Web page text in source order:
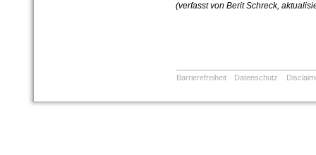
(verfasst von Berit Schreck,
Barrierefreiheit Datenschutz